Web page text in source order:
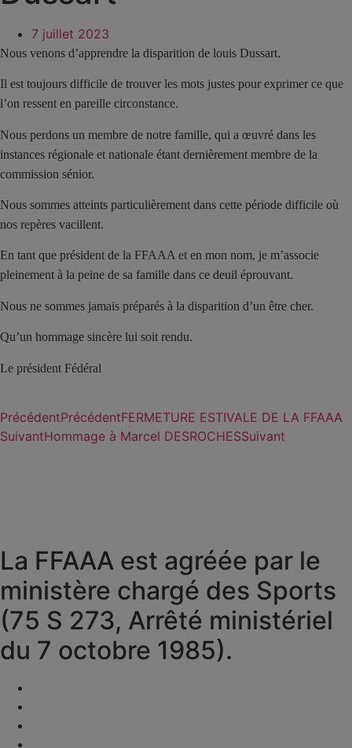
7 juillet 2023
Nous venons d’apprendre la disparition de louis Dussart.
Il est toujours difficile de trouver les mots justes pour exprimer ce que
l’on ressent en pareille circonstance.
Nous perdons un membre de notre famille, qui a œuvré dans les
instances régionale et nationale étant dernièrement membre de la
commission sénior.
Nous sommes atteints particulièrement dans cette période difficile où
nos repères vacillent.
En tant que président de la FFAAA et en mon nom, je m’associe
pleinement à la peine de sa famille dans ce deuil éprouvant.
Nous ne sommes jamais préparés à la disparition d’un être cher.
Qu’un hommage sincère lui soit rendu.
Le président Fédéral
PrécédentPrécédentFERMETURE ESTIVALE DE LA FFAAA
SuivantHommage à Marcel DESROCHESSuivant
La FFAAA est agréée par le
ministère chargé des Sports
(75 S 273, Arrêté ministériel
du 7 octobre 1985).